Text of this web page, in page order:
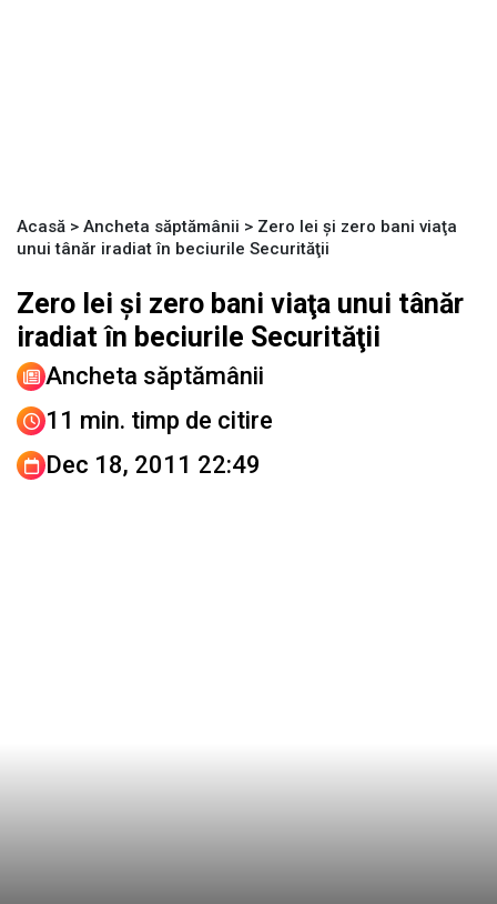
Acasă > Ancheta săptămânii > Zero lei şi zero bani viaţa
unui tânăr iradiat în beciurile Securităţii
Zero lei şi zero bani viaţa unui tânăr
iradiat în beciurile Securităţii
Ancheta săptămânii
11 min. timp de citire
Dec 18, 2011 22:49